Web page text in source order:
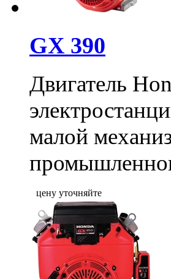
GX 390
Двигатель
малой
цену уточняйте